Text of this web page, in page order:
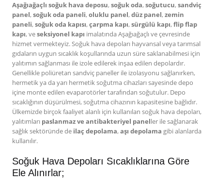
Aşağıağaçlı soğuk hava deposu,soğuk oda,soğutucu,sandviç
panel,soğuk oda paneli,oluklu panel,düz panel,zemin
paneli,soğuk oda kapısı,çarpma kapı,sürgülü kapı,flip flap
kapı, veseksiyonel kapı imalatında Aşağıağaçlı ve çevresinde
hizmet vermekteyiz. Soğuk hava depoları hayvansal veya tarımsal
gıdaların uygun sıcaklık koşullarında uzun süre saklanabilmesi için
yalıtımın sağlanması ile izole edilerek inşaa edilen depolardır.
Genellikle poliüretan sandviç paneller ile izolasyonu sağlanırken,
hermetik ya da yarı hermetik soğutma cihazları sayesinde depo
içine monte edilen evaparotörler tarafından soğutulur. Depo
sıcaklığının düşürülmesi, soğutma cihazının kapasitesine bağlıdır.
Ülkemizde birçok faaliyet alanlı için kullanılan soğuk hava depoları,
yalıtımları paslanmaz ve antibakteriyel paneller ile sağlanarak
sağlık sektöründe de ilaç depolama,aşı depolama gibi alanlarda
kullanılır.
Soğuk Hava Depoları Sıcaklıklarına Göre
Ele Alınırlar;